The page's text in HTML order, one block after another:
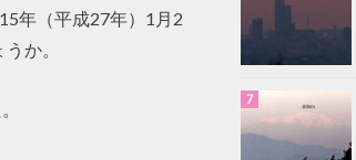
年（平成27年）1月2
か。